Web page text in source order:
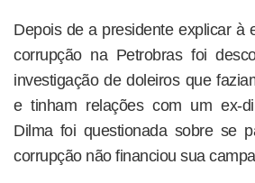
Depois de a presidente explicar à
corrupção na Petrobras foi
investigação de doleiros que
e tinham relações com um ex-
Dilma foi questionada sobre se
corrupção não financiou sua